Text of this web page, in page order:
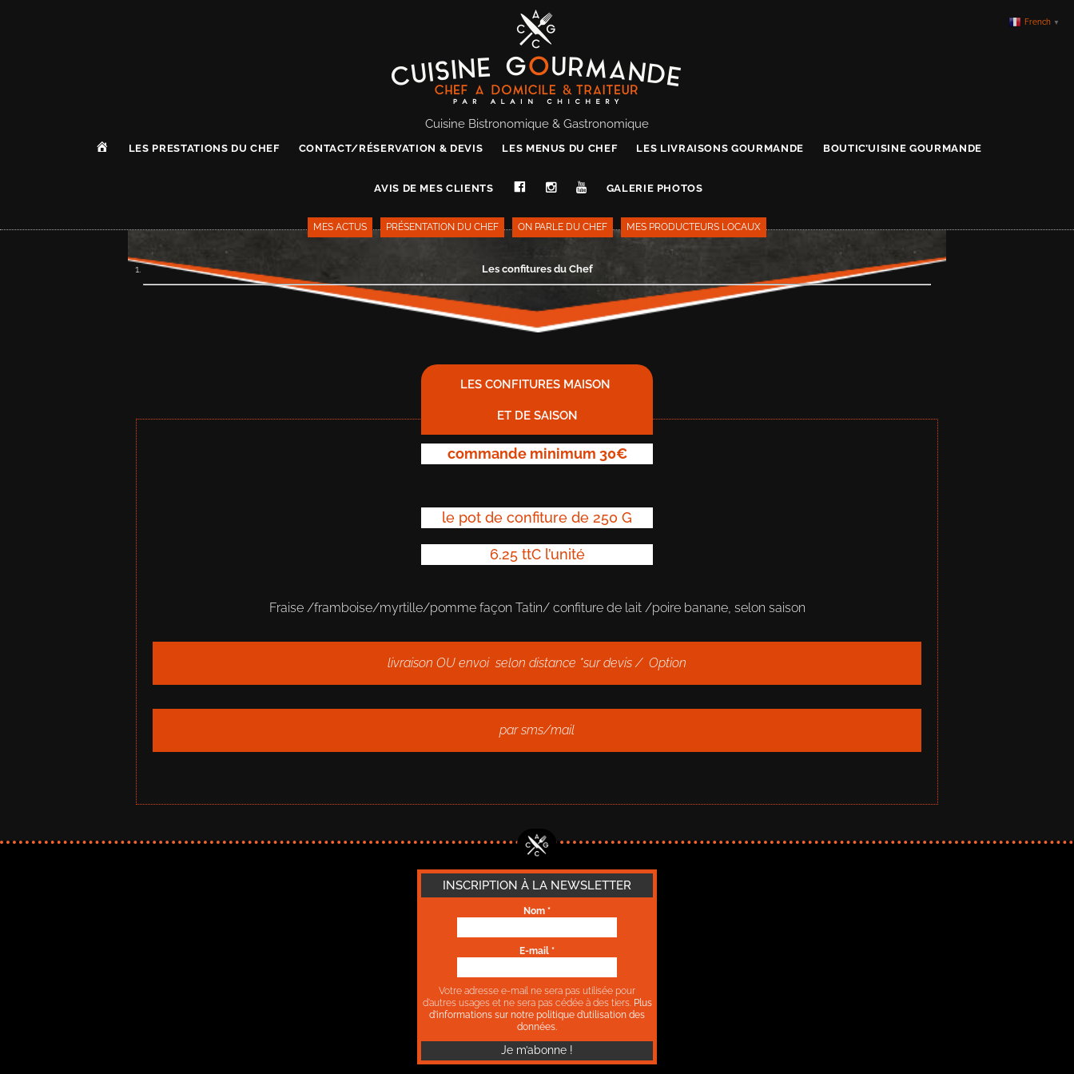
Cuisine Bistronomique & Gastronomique
L
LES PRESTATIONS DU CHEF CONTACT/RÉSERVATION & DEVIS LES MENUS DU CHEF LES LIVRAISONS GOURMANDE BOUTIC’UISINE GOURMANDE
AVIS DE MES CLIENTS GALERIE PHOTOS
MES ACTUS PRÉSENTATION DU CHEF ON PARLE DU CHEF MES PRODUCTEURS LOCAUX
Les confitures du Chef
LES CONFITURES MAISON
ET DE SAISON
commande minimum 30€
le pot de confiture de 250 G
6.25 ttC l’unité
Fraise /framboise/myrtille/pomme façon Tatin/ confiture de lait /poire banane, selon saison
livraison OU envoi selon distance *sur devis / Option
par sms/mail
INSCRIPTION À LA NEWSLETTER
Nom *
E-mail *
Votre adresse e-mail ne sera pas utilisée pour
d’autres usages et ne sera pas cédée à des tiers. Plus
d’informations sur notre politique d’utilisation des
données.
French ▼